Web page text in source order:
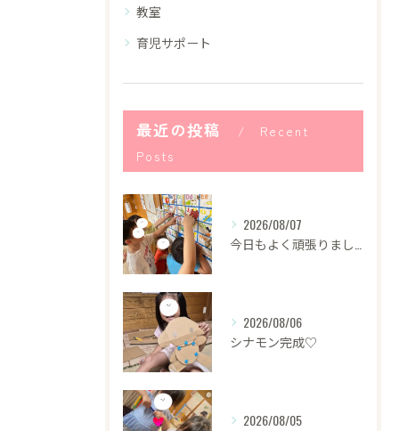
教室
育児サポート
最近の投稿
Recent
Posts
2026/08/07
2026/08/06
シナモン完成♡
2026/08/05